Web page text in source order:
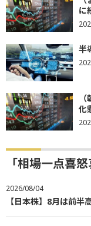
に
半
化
「相場一点喜
2026/08/04
【日本株】8月は前